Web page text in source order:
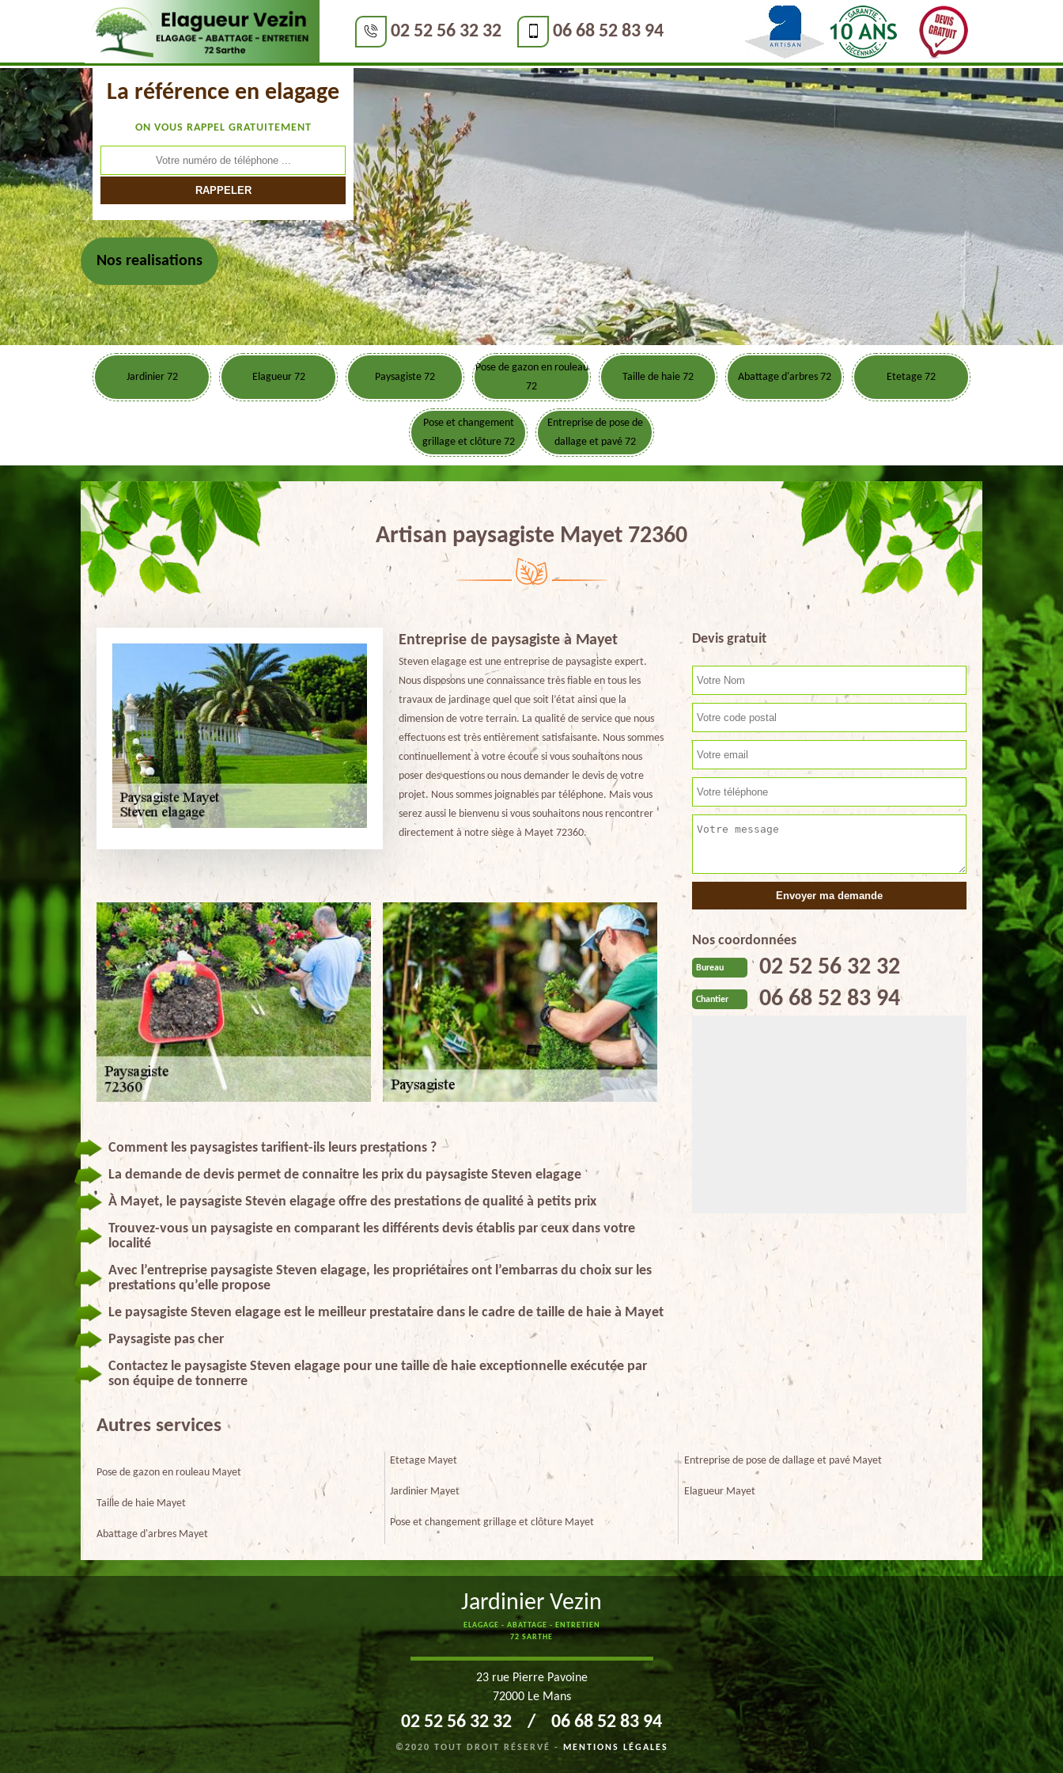
02 52 56 32 32 06 68 52 83 94
La référence en elagage
ON VOUS RAPPEL GRATUITEMENT
Nos realisations
Jardinier 72 Elagueur 72 Paysagiste 72
Pose de gazon en rouleau
72
Taille de haie 72 Abattage d'arbres 72 Etetage 72
Pose et changement
grillage et clôture 72
Entreprise de pose de
dallage et pavé 72
Artisan paysagiste Mayet 72360
Entreprise de paysagiste à Mayet
Steven elagage est une entreprise de paysagiste expert.
Nous disposons une connaissance très fiable en tous les
travaux de jardinage quel que soit l’état ainsi que la
dimension de votre terrain. La qualité de service que nous
effectuons est très entièrement satisfaisante. Nous sommes
continuellement à votre écoute si vous souhaitons nous
poser des questions ou nous demander le devis de votre
projet. Nous sommes joignables par téléphone. Mais vous
serez aussi le bienvenu si vous souhaitons nous rencontrer
directement à notre siège à Mayet 72360.
Comment les paysagistes tarifient-ils leurs prestations ?
La demande de devis permet de connaitre les prix du paysagiste Steven elagage
À Mayet, le paysagiste Steven elagage offre des prestations de qualité à petits prix
Trouvez-vous un paysagiste en comparant les différents devis établis par ceux dans votre
localité
Avec l’entreprise paysagiste Steven elagage, les propriétaires ont l’embarras du choix sur les
prestations qu’elle propose
Le paysagiste Steven elagage est le meilleur prestataire dans le cadre de taille de haie à Mayet
Paysagiste pas cher
Contactez le paysagiste Steven elagage pour une taille de haie exceptionnelle exécutée par
son équipe de tonnerre
Devis gratuit
Nos coordonnées
Bureau 02 52 56 32 32
Chantier 06 68 52 83 94
Autres services
Pose de gazon en rouleau Mayet
Taille de haie Mayet
Abattage d'arbres Mayet
Etetage Mayet
Jardinier Mayet
Pose et changement grillage et clôture Mayet
Entreprise de pose de dallage et pavé Mayet
Elagueur Mayet
Jardinier Vezin
ELAGAGE - ABATTAGE - ENTRETIEN
72 SARTHE
23 rue Pierre Pavoine
72000 Le Mans
02 52 56 32 32 / 06 68 52 83 94
©2020 TOUT DROIT RÉSERVÉ - MENTIONS LÉGALES